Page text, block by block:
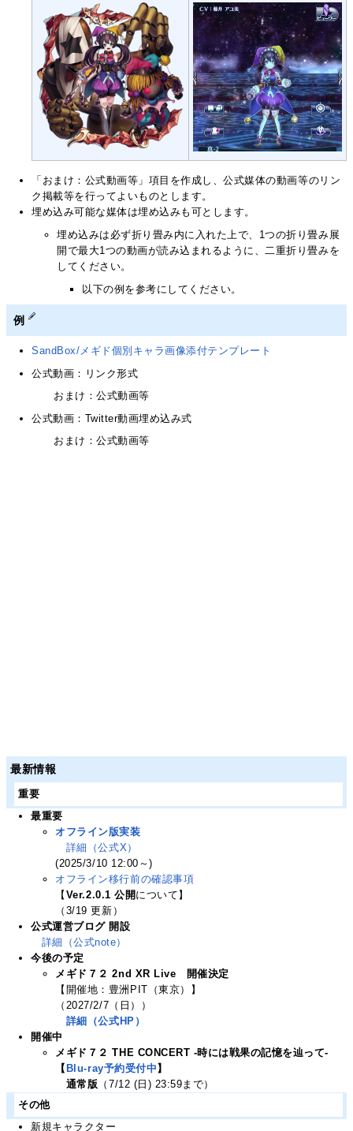
「おまけ：公式動画等」項目を作成し、公式媒体の動画等のリン
ク掲載等を行ってよいものとします。
埋め込み可能な媒体は埋め込みも可とします。
埋め込みは必ず折り畳み内に入れた上で、1つの折り畳み展
開で最大1つの動画が読み込まれるように、二重折り畳みを
してください。
以下の例を参考にしてください。
例
SandBox/メギド個別キャラ画像添付テンプレート
公式動画：リンク形式
おまけ：公式動画等
公式動画：Twitter動画埋め込み式
おまけ：公式動画等
最新情報
重要
最重要
オフライン版実装
詳細（公式X）
(2025/3/10 12:00～)
オフライン移行前の確認事項
【 Ver.2.0.1 公開 について】
（3/19 更新）
公式運営ブログ 開設
詳細（公式note）
今後の予定
メギド７２ 2nd XR Live 開催決定
【開催地：豊洲PIT（東京）】
（2027/2/7（日））
詳細（公式HP）
開催中
メギド７２ THE CONCERT -時には戦果の記憶を辿って-
【 Blu-ray予約受付中 】
通常版 （7/12 (日) 23:59まで）
その他
新規キャラクター